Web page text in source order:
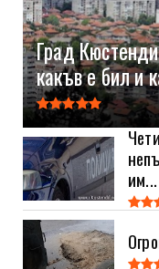
Град
какъв е бил и
им...